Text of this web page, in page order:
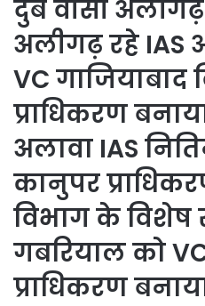
दुबे वीसी
अलीगढ़ रहे IAS
VC गाजियाबाद
प्राधिकरण
अलावा IAS
कानुपर
विभाग के विशेष
गबरियाल को
प्राधिकरण